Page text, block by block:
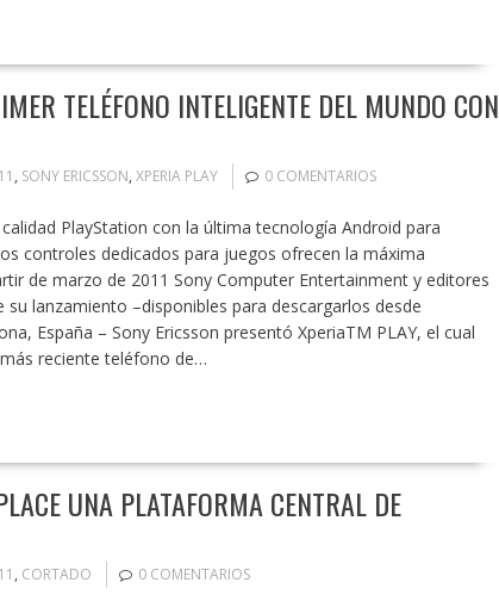
TELÉFONO INTELIGENTE DEL MUNDO CON
, SONY ERICSSON, XPERIA PLAY 0 COMENTARIOS
PlayStation con la última tecnología Android para
controles dedicados para juegos ofrecen la máxima
de marzo de 2011 Sony Computer Entertainment y editores
lanzamiento –disponibles para descargarlos desde
España – Sony Ericsson presentó XperiaTM PLAY, el cual
reciente teléfono de…
UNA PLATAFORMA CENTRAL DE
, CORTADO 0 COMENTARIOS